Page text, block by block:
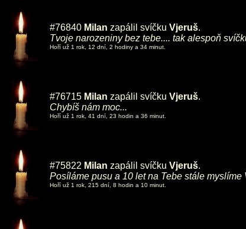
#76840 Milan zapálil svíčku Vjeruš.
Tvoje narozeniny bez tebe.... tak alespoň
Hoří už 1 rok, 12 dní, 2 hodiny a 34 minut.
#76715 Milan zapálil svíčku Vjeruš.
Chybíš nám moc...
Hoří už 1 rok, 41 dní, 23 hodin a 36 minut.
#75822 Milan zapálil svíčku Vjeruš.
Posíláme pusu a 10 let na Tebe stále myslíme
Hoří už 1 rok, 215 dní, 8 hodin a 10 minut.